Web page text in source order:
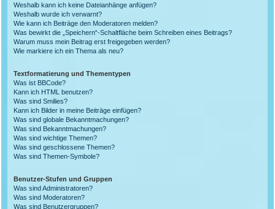
Weshalb kann ich keine Dateianhänge anfügen?
Weshalb wurde ich verwarnt?
Wie kann ich Beiträge den Moderatoren melden?
Was bewirkt die „Speichern“-Schaltfläche beim Schreiben eines Beitrags?
Warum muss mein Beitrag erst freigegeben werden?
Wie markiere ich ein Thema als neu?
Textformatierung und Thementypen
Was ist BBCode?
Kann ich HTML benutzen?
Was sind Smilies?
Kann ich Bilder in meine Beiträge einfügen?
Was sind globale Bekanntmachungen?
Was sind Bekanntmachungen?
Was sind wichtige Themen?
Was sind geschlossene Themen?
Was sind Themen-Symbole?
Benutzer-Stufen und Gruppen
Was sind Administratoren?
Was sind Moderatoren?
Was sind Benutzergruppen?